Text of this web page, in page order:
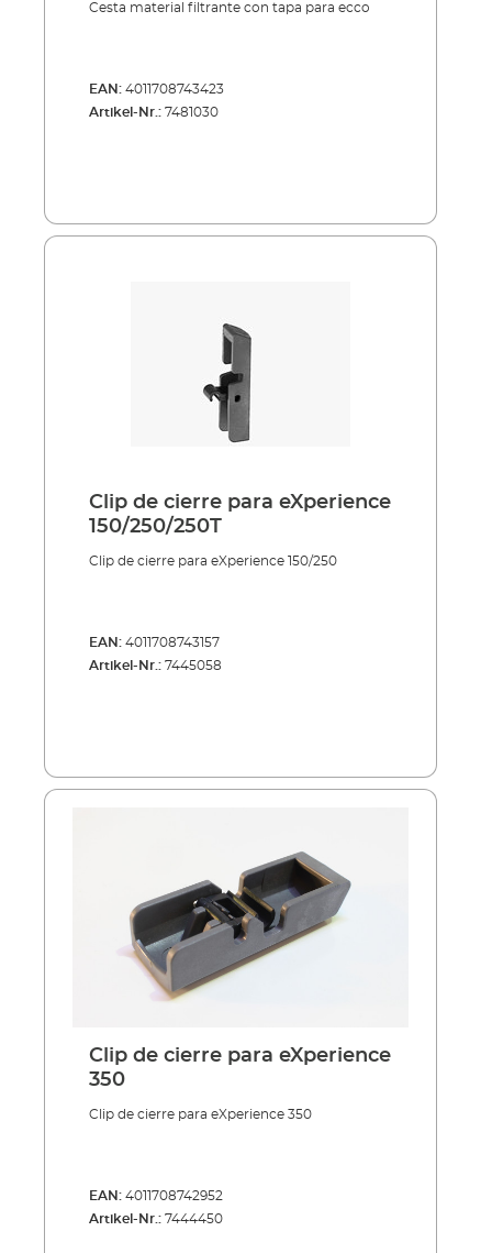
Cesta material filtrante con tapa para ecco
EAN: 4011708743423
Artikel-Nr.: 7481030
Clip de cierre para eXperience
150/250/250T
Clip de cierre para eXperience 150/250
EAN: 4011708743157
Artikel-Nr.: 7445058
Clip de cierre para eXperience
350
Clip de cierre para eXperience 350
EAN: 4011708742952
Artikel-Nr.: 7444450